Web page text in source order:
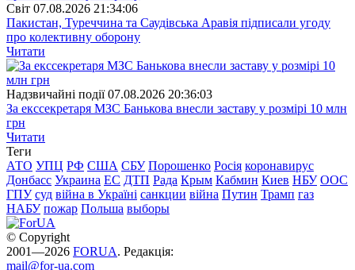
Свiт 07.08.2026 21:34:06
Пакистан, Туреччина та Саудівська Аравія підписали угоду
про колективну оборону
Читати
Надзвичайні події 07.08.2026 20:36:03
За екссекретаря МЗС Банькова внесли заставу у розмірі 10 млн
грн
Читати
Теги
АТО УПЦ РФ США СБУ Порошенко Росія коронавирус
Донбасс Украина ЕС ДТП Рада Крым Кабмин Киев НБУ ООС
ГПУ суд війна в Україні санкции війна Путин Трамп газ
НАБУ пожар Польша выборы
© Copyright
2001—2026 FORUA. Редакція:
mail@for-ua.com